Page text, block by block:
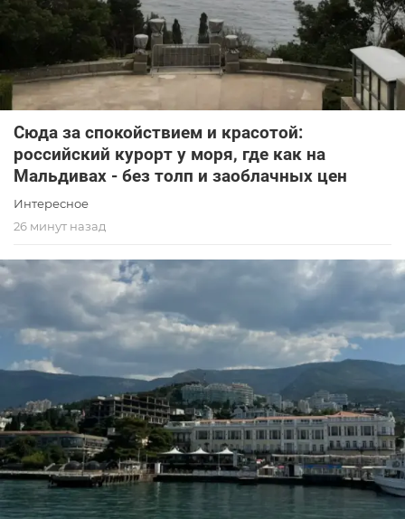
Сюда за спокойствием и красотой:
российский курорт у моря, где как на
Мальдивах - без толп и заоблачных цен
Интересное
26 минут назад